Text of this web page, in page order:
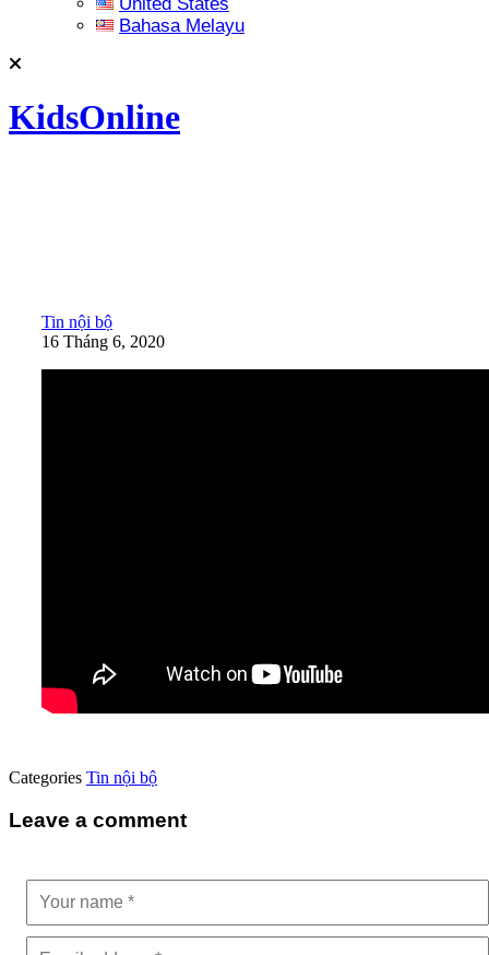
Bahasa Melayu
KidsOnline
Tin nội bộ
16 Tháng 6, 2020
Categories Tin nội bộ
Leave a comment